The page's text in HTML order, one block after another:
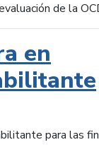
de la
en
para las